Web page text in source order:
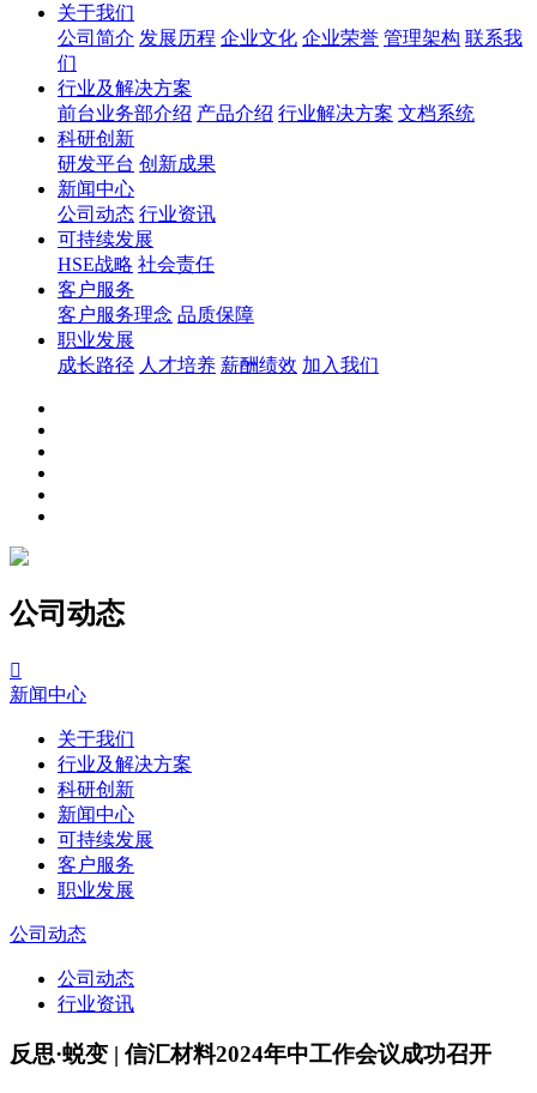
关于我们
公司简介 发展历程 企业文化 企业荣誉 管理架构 联系我
们
行业及解决方案
前台业务部介绍 产品介绍 行业解决方案 文档系统
科研创新
研发平台 创新成果
新闻中心
公司动态 行业资讯
可持续发展
HSE战略 社会责任
客户服务
客户服务理念 品质保障
职业发展
成长路径 人才培养 薪酬绩效 加入我们
公司动态

新闻中心
关于我们
行业及解决方案
科研创新
新闻中心
可持续发展
客户服务
职业发展
公司动态
公司动态
行业资讯
反思·蜕变 | 信汇材料2024年中工作会议成功召开